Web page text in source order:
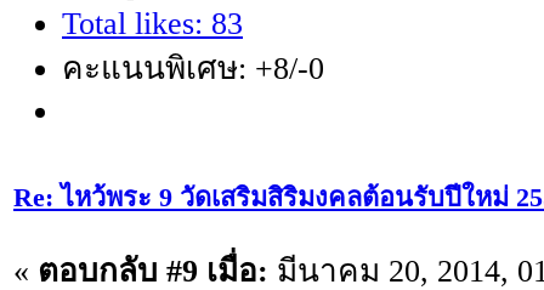
Total likes: 83
คะแนนพิเศษ: +8/-0
Re: ไหว้พระ 9 วัดเสริมสิริมงคลต้อนรับปีใหม่
« ตอบกลับ #9 เมื่อ: มีนาคม 20, 2014,